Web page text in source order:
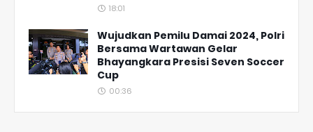
18:01
Wujudkan Pemilu Damai 2024, Polri
Bersama Wartawan Gelar
Bhayangkara Presisi Seven Soccer
Cup
00:36